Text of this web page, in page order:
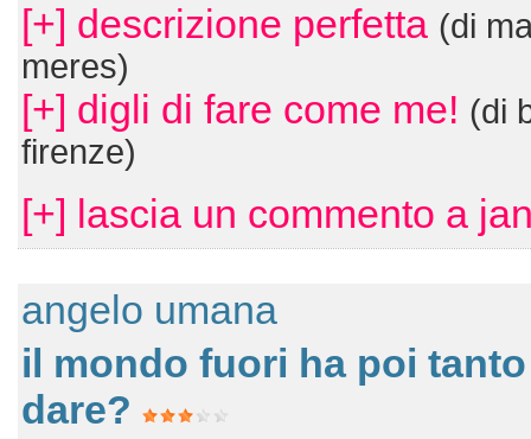
[+] descrizione perfetta (di
meres)
[+] digli di fare come me! (di
firenze)
[+] lascia un commento a
angelo umana
il mondo fuori ha poi
dare?